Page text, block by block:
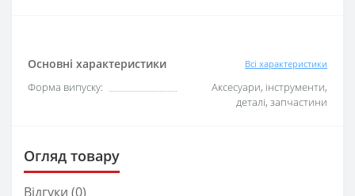
Основні характеристики Всі характеристики
Форма випуску:
Аксесуари, інструменти,
деталі, запчастини
Огляд товару
Відгуки (0)